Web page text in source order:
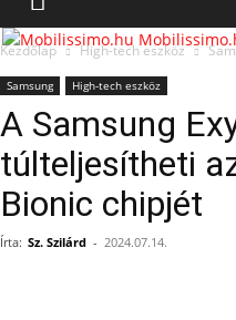
Kezdőlap High-tech eszköz
Samsung High-tech eszköz
A Samsung
túlteljesítheti
Bionic chipjét
Írta: Sz. Szilárd - 2024.07.14.